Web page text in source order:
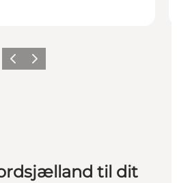
ForrigeNæste
til dit